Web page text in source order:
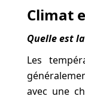
Climat
Quelle est
Les
avec une